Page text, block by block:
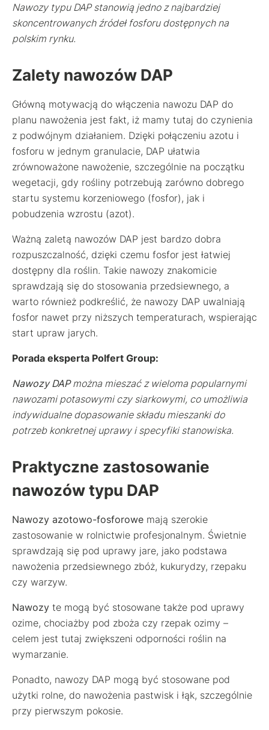
Nawozy typu DAP stanowią jedno z najbardziej
skoncentrowanych źródeł fosforu dostępnych na
polskim rynku.
Zalety nawozów DAP
Główną motywacją do włączenia nawozu DAP do
planu nawożenia jest fakt, iż mamy tutaj do czynienia
z podwójnym działaniem. Dzięki połączeniu azotu i
fosforu w jednym granulacie, DAP ułatwia
zrównoważone nawożenie, szczególnie na początku
wegetacji, gdy rośliny potrzebują zarówno dobrego
startu systemu korzeniowego (fosfor), jak i
pobudzenia wzrostu (azot).
Ważną zaletą nawozów DAP jest bardzo dobra
rozpuszczalność, dzięki czemu fosfor jest łatwiej
dostępny dla roślin. Takie nawozy znakomicie
sprawdzają się do stosowania przedsiewnego, a
warto również podkreślić, że nawozy DAP uwalniają
fosfor nawet przy niższych temperaturach, wspierając
start upraw jarych.
Porada eksperta Polfert Group:
Nawozy DAPmożna mieszać z wieloma popularnymi
nawozami potasowymi czy siarkowymi, co umożliwia
indywidualne dopasowanie składu mieszanki do
potrzeb konkretnej uprawy i specyfiki stanowiska.
Praktyczne zastosowanie
nawozów typu DAP
Nawozy azotowo-fosforowe mają szerokie
zastosowanie w rolnictwie profesjonalnym. Świetnie
sprawdzają się pod uprawy jare, jako podstawa
nawożenia przedsiewnego zbóż, kukurydzy, rzepaku
czy warzyw.
Nawozy te mogą być stosowane także pod uprawy
ozime, chociażby pod zboża czy rzepak ozimy –
celem jest tutaj zwiększeni odporności roślin na
wymarzanie.
Ponadto, nawozy DAP mogą być stosowane pod
użytki rolne, do nawożenia pastwisk i łąk, szczególnie
przy pierwszym pokosie.